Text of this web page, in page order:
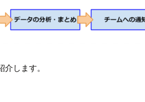
します。